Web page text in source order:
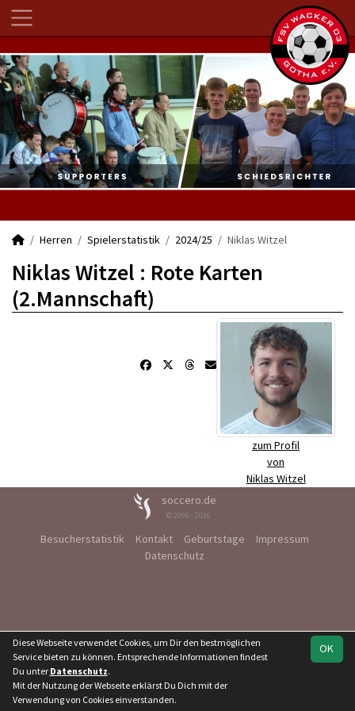
Herren Spielerstatistik 2024/25 Niklas Witzel
Niklas Witzel : Rote Karten
(2.Mannschaft)
zum Profil
von
Niklas Witzel
soccero.de
© 2006 - 2026
Besucherstatistik Kontakt Geburtstage
Impressum
Datenschutz
OK
Diese Webseite verwendet Cookies, um Dir den bestmöglichen
Service bieten zu können. Entsprechende Informationen findest
Du unter Datenschutz.
Mit der Nutzung der Webseite erklärst Du Dich mit der
Verwendung von Cookies einverstanden.